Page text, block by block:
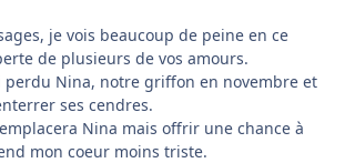
je vois beaucoup de peine en ce
de plusieurs de vos amours.
perdu Nina, notre griffon en novembre et
ses cendres.
Nina mais offrir une chance à
mon coeur moins triste.